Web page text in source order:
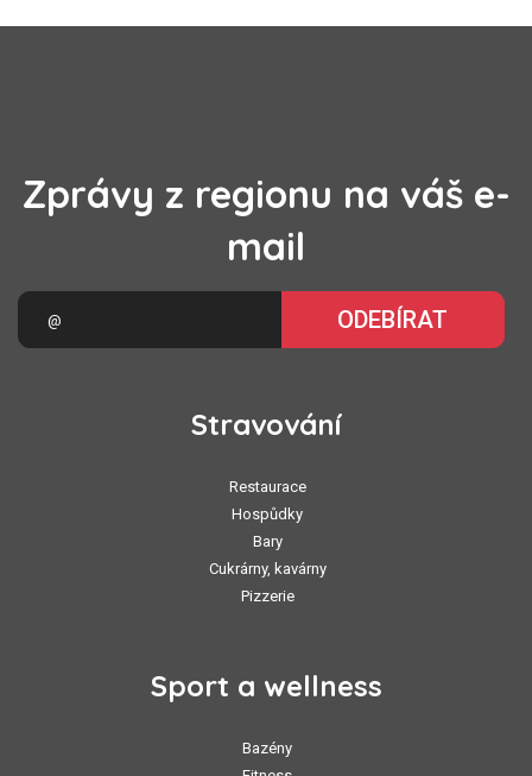
Zprávy z regionu na váš e-
mail
ODEBÍRAT
Stravování
Restaurace
Hospůdky
Bary
Cukrárny, kavárny
Pizzerie
Sport a wellness
Bazény